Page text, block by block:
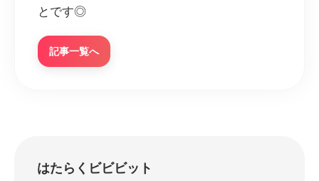
とです◎
記事一覧へ
はたらくビビビット